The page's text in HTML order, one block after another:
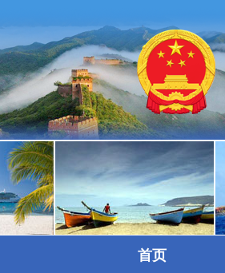
首页